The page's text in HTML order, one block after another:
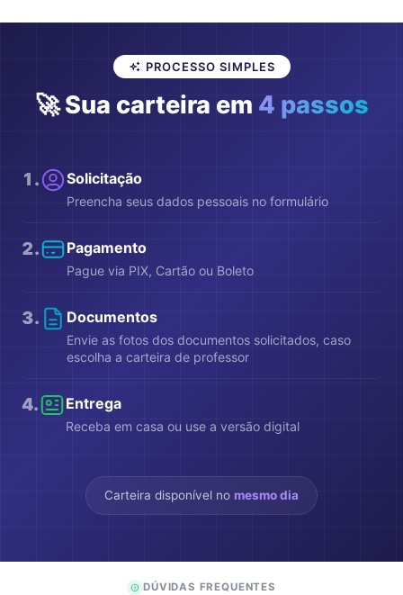
PROCESSO SIMPLES
🚀 Sua carteira em 4 passos
1 . Solicitação
Preencha seus dados pessoais no formulário
2. Pagamento
Pague via PIX, Cartão ou Boleto
3. Documentos
Envie as fotos dos documentos solicitados, caso
escolha a carteira de professor
4. Entrega
Receba em casa ou use a versão digital
Carteira disponível no mesmo dia
DÚVIDAS FREQUENTES